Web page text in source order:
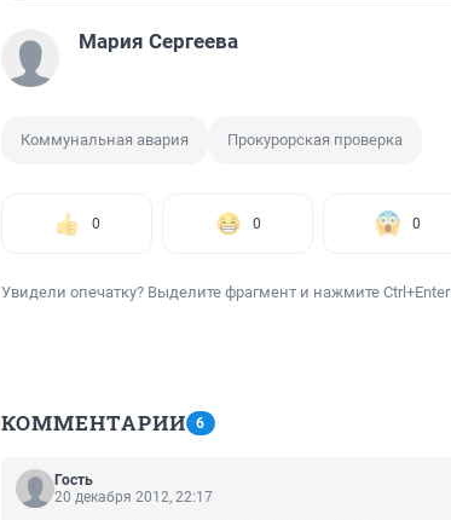
Мария Сергеева
Коммунальная авария Прокурорская проверка
0 0 0
Увидели опечатку? Выделите фрагмент и нажмите Ctrl+Enter
КОММЕНТАРИИ 6
Гость
20 декабря 2012, 22:17